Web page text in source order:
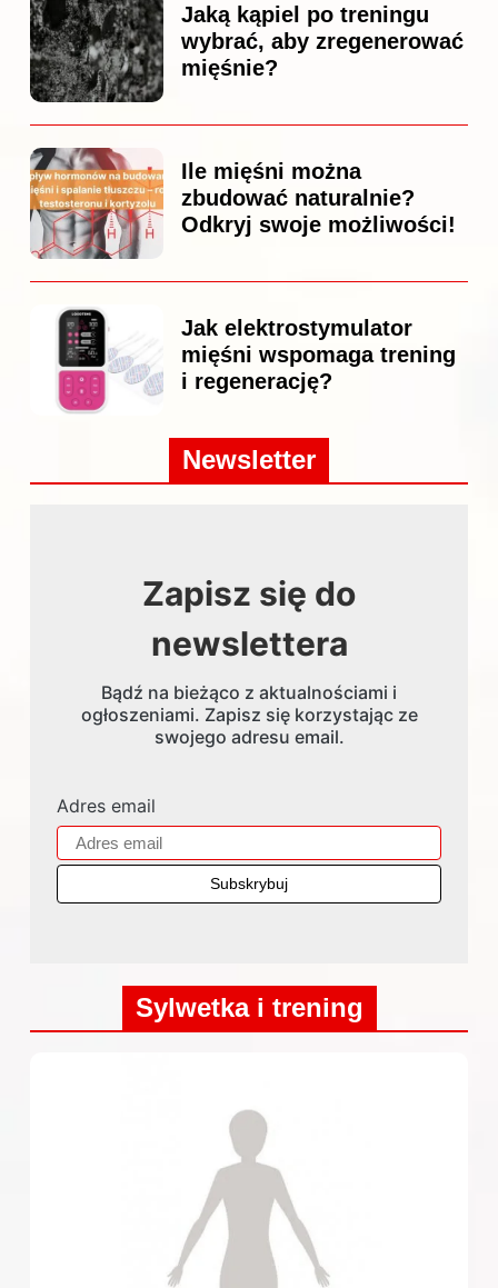
Jaką kąpiel po treningu
wybrać, aby zregenerować
mięśnie?
Ile mięśni można
zbudować naturalnie?
Odkryj swoje możliwości!
Jak elektrostymulator
mięśni wspomaga trening
i regenerację?
Newsletter
Zapisz się do
newslettera
Bądź na bieżąco z aktualnościami i
ogłoszeniami. Zapisz się korzystając ze
swojego adresu email.
Adres email
Sylwetka i trening